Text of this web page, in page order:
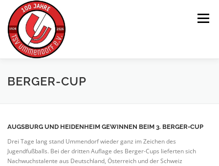
Inhalt
springen
Menü
HOME WISSENSWERTES
BERGER-CUP
AUGSBURG UND HEIDENHEIM GEWINNEN BEIM 3. BERGER-CUP
Drei Tage lang stand Ummendorf wieder ganz im Zeichen des
Jugendfußballs. Bei der dritten Auflage des Berger-Cups lieferten sich
Nachwuchstalente aus Deutschland, Österreich und der Schweiz